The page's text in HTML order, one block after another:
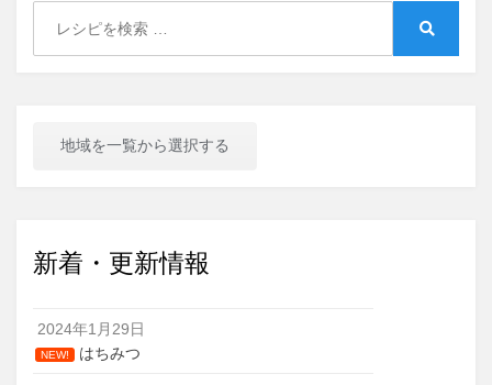
地域を一覧から選択する
新着・更新情報
2024年1月29日
NEW! はちみつ